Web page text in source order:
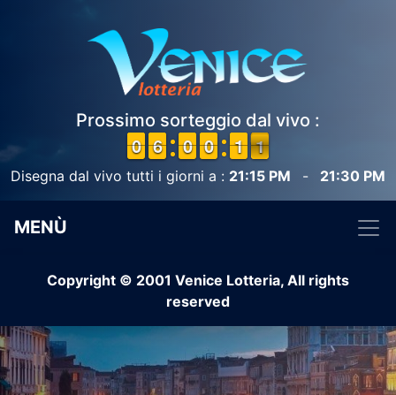
Prossimo sorteggio dal vivo :
9
9
0
0 5
5
6
6 9
9
0
0 9
9
0
0 1
1
1
1 1
0
Disegna dal vivo tutti i giorni a : 21:15 PM - 21:30 PM
MENÙ
Copyright © 2001 Venice Lotteria, All rights
reserved